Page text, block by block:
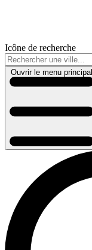
Icône de recherche
Ouvrir le menu principal